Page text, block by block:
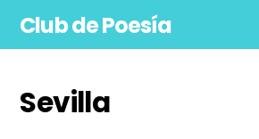
Club de Poesía
Sevilla